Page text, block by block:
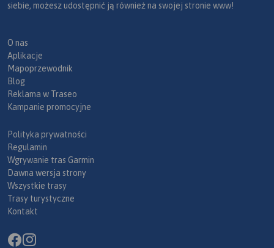
siebie, możesz udostępnić ją również na swojej stronie www!
O nas
Aplikacje
Mapoprzewodnik
Blog
Reklama w Traseo
Kampanie promocyjne
Polityka prywatności
Regulamin
Wgrywanie tras Garmin
Dawna wersja strony
Wszystkie trasy
Trasy turystyczne
Kontakt